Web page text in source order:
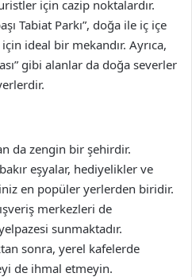
için cazip noktalardır.
Tabiat Parkı”, doğa ile iç içe
ideal bir mekandır. Ayrıca,
gibi alanlar da doğa severler
da zengin bir şehirdir.
bakır eşyalar, hediyelikler ve
en popüler yerlerden biridir.
merkezleri de
sunmaktadır.
sonra, yerel kafelerde
de ihmal etmeyin.